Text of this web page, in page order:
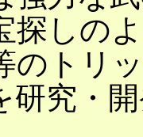
探しの
のトリ
研究・